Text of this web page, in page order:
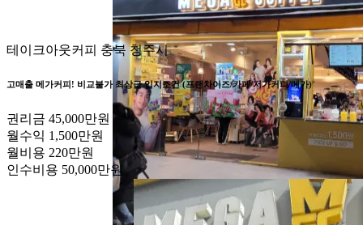
테이크아웃커피 충북 청주시
고매출 메가커피! 비교불가 최상급 입지조건 (프랜차이즈/카페/저가커피/메가)
권리금 45,000만원
월수익 1,500만원
월비용 220만원
인수비용 50,000만원